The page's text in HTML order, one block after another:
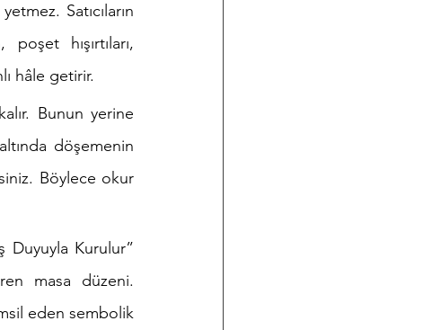
Satıcıların
hışırtıları,
hâle getirir.
Bunun yerine
döşemenin
Böylece okur
Duyuyla Kurulur”
masa düzeni.
eden sembolik